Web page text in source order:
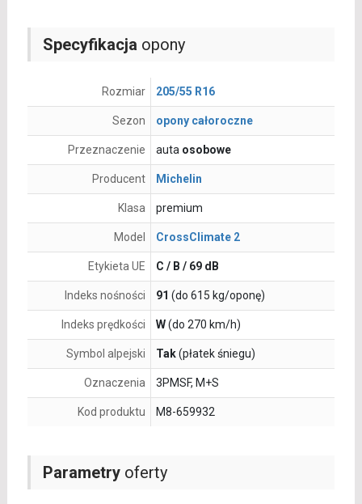
Parametryoferty
Specyfikacja opony
Rozmiar 205/55 R16
Sezon opony całoroczne
Przeznaczenie auta osobowe
Producent Michelin
Klasa premium
Model CrossClimate 2
Etykieta UE C / B / 69 dB
Indeks nośności 91 (do 615 kg/oponę)
Indeks prędkości W(do 270 km/h)
Symbol alpejski Tak(płatek śniegu)
Oznaczenia 3PMSF, M+S
Kod produktu M8-659932